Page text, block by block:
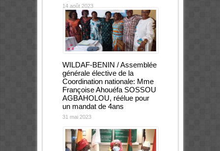
14 août 2023
WILDAF-BENIN / Assemblée
générale élective de la
Coordination nationale: Mme
Françoise Ahouéfa SOSSOU
AGBAHOLOU, réélue pour
un mandat de 4ans
31 mai 2023